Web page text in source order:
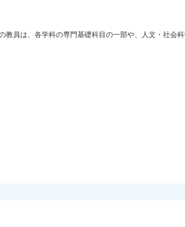
教員は、各学科の専門基礎科目の一部や、人文・社会